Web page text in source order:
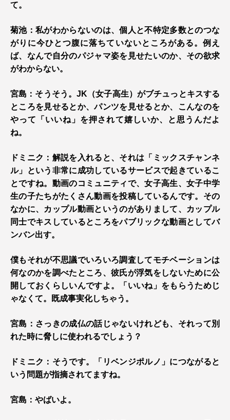
て。
菊池：私がわからないのは、個人と不特定多数とのつな
がりに今ひとつ腹に落ちていないところがある。例え
ば、なんで自分のパジャマ姿を見せたいのか、その欲求
がわからない。
宮島：そうそう。JK（女子高生）がブチュっとキスする
ところを見せるとか、パンツを見せるとか、こんなのを
やって「いいね」を押されて嬉しいか、と思うんだよ
ね。
ドミニク：解説を入れると、それは「ミックスチャンネ
ル」という非常に成功しているサービスで起きているこ
とですね。動画のコミュニティで、女子高生、女子中学
生の子たちがたくさん動画を投稿しているんです。その
なかに、カップル動画というのがありまして、カップル
同士でキスしているところをパブリックな動画としてバ
ンバン出す。
僕もそれが不思議でいろいろ調査してモチベーションは
何なのかを調べたところ、彼氏が浮気をしないために公
開しておくらしいんですよ。「いいね」をもらうためじ
ゃなくて。既成事実化しちゃう。
宮島：さっきの成仏の話じゃないけれども、それって別
れた時に脅しに使われるでしょう？
ドミニク：そうです。「リベンジポルノ」につながると
いう問題が指摘されてますね。
宮島：やばいよ。